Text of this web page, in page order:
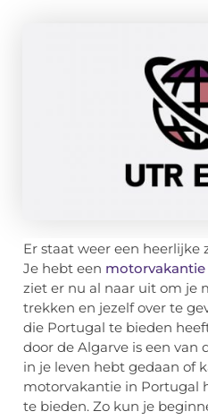
Er staat weer een heerlijke
Je hebt een
ziet er nu al naar uit om je
trekken en jezelf over te
die Portugal te bieden
door de Algarve is een van
in je leven hebt gedaan of
motorvakantie in Portugal
te bieden. Zo kun je